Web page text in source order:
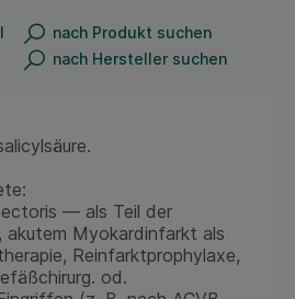
nach Produkt suchen
nach Hersteller suchen
— als Teil der
akutem Myokardinfarkt als
Reinfarktprophylaxe,
od.